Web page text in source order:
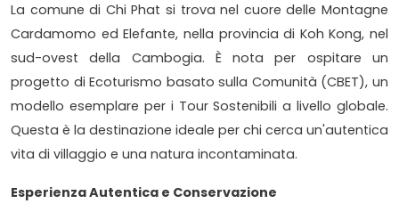
La comune di Chi Phat si trova nel cuore delle Montagne
Cardamomo ed Elefante, nella provincia di Koh Kong, nel
sud-ovest della Cambogia. È nota per ospitare un
progetto di Ecoturismo basato sulla Comunità (CBET), un
modello esemplare per i Tour Sostenibili a livello globale.
Questa è la destinazione ideale per chi cerca un'autentica
vita di villaggio e una natura incontaminata.
Esperienza Autentica e Conservazione